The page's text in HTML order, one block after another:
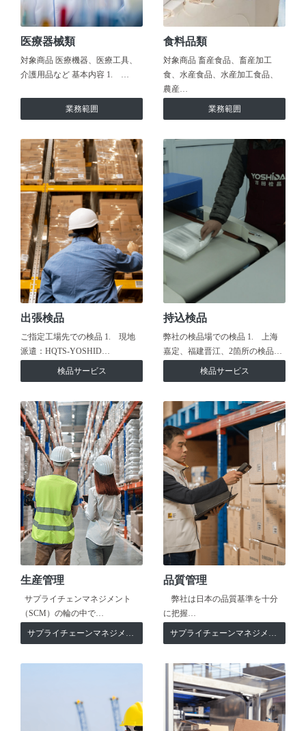
医療器械類
対象商品 医療機器、医療工具、
介護用品など 基本内容 1. …
業務範囲
食料品類
対象商品 畜産食品、畜産加工
食、水産食品、水産加工食品、
農産…
業務範囲
出張検品
ご指定工場先での検品 1. 現地
派遣：HQTS-YOSHID…
検品サービス
持込検品
弊社の検品場での検品 1. 上海
嘉定、福建晋江、2箇所の検品…
検品サービス
生産管理
サプライチェンマネジメント
（SCM）の輪の中で…
サプライチェーンマネジメント
品質管理
弊社は日本の品質基準を十分
に把握…
サプライチェーンマネジメント